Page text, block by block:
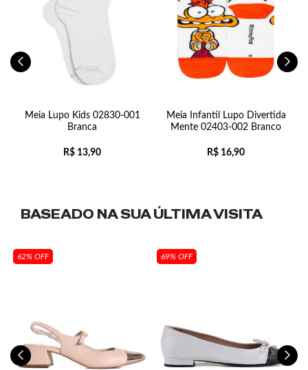
Meia Lupo Kids 02830-001
Branca
R$ 13,90
Meia Infantil Lupo Divertida
Mente 02403-002 Branco
R$ 16,90
BASEADO NA SUAÚLTIMA VISITA
62% OFF 69% OFF